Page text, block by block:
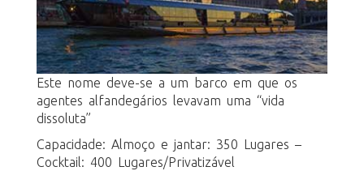
Este nome deve-se a um barco em que os
agentes alfandegários levavam uma “vida
dissoluta”
Capacidade: Almoço e jantar: 350 Lugares –
Cocktail: 400 Lugares/Privatizável